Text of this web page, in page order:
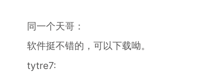
同一个天哥：
软件挺不错的，可以下载呦。
tytre7: